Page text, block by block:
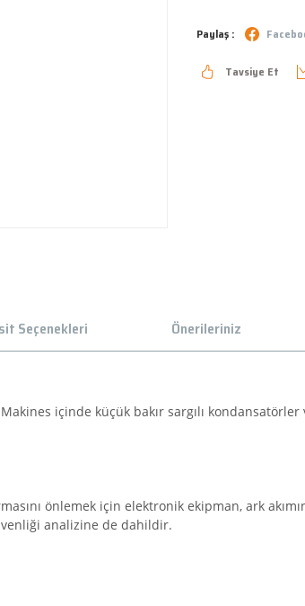
Paylaş :
Tavsiye Et
Seçenekleri Önerileriniz
içinde küçük bakır sargılı kondansatörler
önlemek için elektronik ekipman, ark
analizine de dahildir.